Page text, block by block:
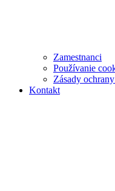
Zamestnanci
Používanie
Zásady
Kontakt